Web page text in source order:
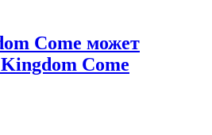
Come может
Come